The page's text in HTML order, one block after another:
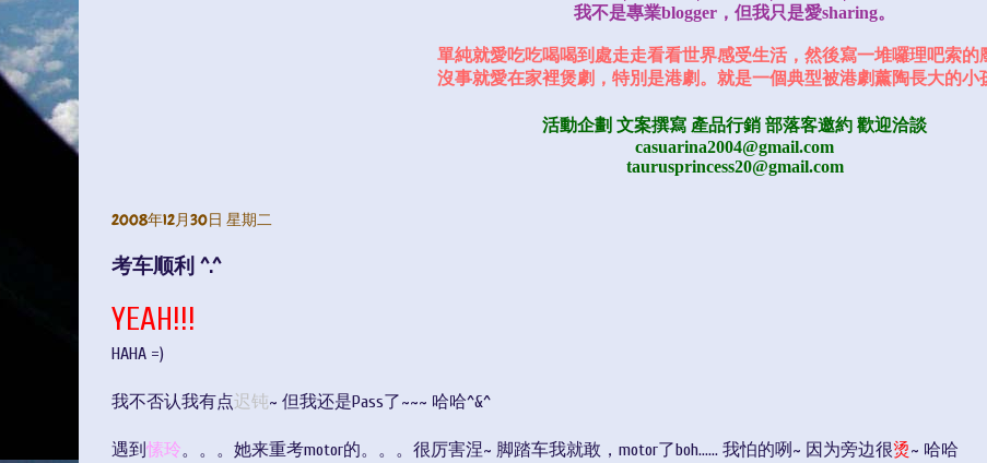
我不是專業blogger，但我只是愛sharing。
單純就愛吃吃喝喝到處走走看看世界感受生活，然後寫一堆囉理吧索的
沒事就愛在家裡煲劇，特別是港劇。就是一個典型被港劇薰陶長大的小
活動企劃 文案撰寫 產品行銷 部落客邀約 歡迎洽談
casuarina2004@gmail.com
taurusprincess20@gmail.com
2008年12月30日 星期二
考车顺利 ^.^
YEAH!!!
HAHA =)
我不否认我有点迟钝~ 但我还是Pass了~~~ 哈哈^&^
遇到 愫玲。。。她来重考motor的。。。很厉害涅~ 脚踏车我就敢，motor了boh...... 我怕的咧~ 因为旁边很烫~ 哈哈